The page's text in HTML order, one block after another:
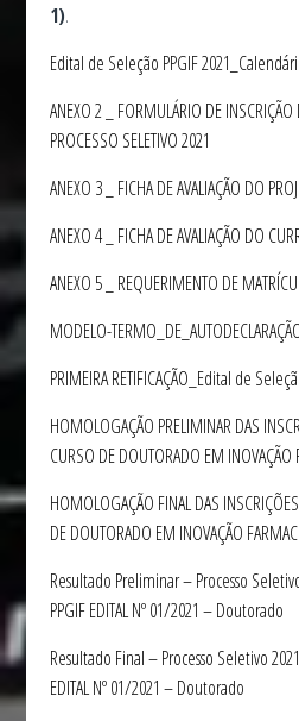
1).
Edital de Seleção PPGIF
ANEXO 2 _ FORMULÁRIO DE INSCRIÇÃO
PROCESSO SELETIVO 2021
ANEXO 3 _ FICHA DE AVALIAÇÃO DO
ANEXO 4 _ FICHA DE AVALIAÇÃO DO
ANEXO 5 _ REQUERIMENTO DE
MODELO-
PRIMEIRA RETIFICAÇÃO_Edital de
HOMOLOGAÇÃO PRELIMINAR DAS
CURSO DE DOUTORADO EM INOVAÇÃO
HOMOLOGAÇÃO FINAL DAS
DE DOUTORADO EM INOVAÇÃO
Resultado Preliminar – Processo
PPGIF EDITAL Nº 01/2021 – Doutorado
Resultado Final – Processo Seletivo
EDITAL Nº 01/2021 – Doutorado